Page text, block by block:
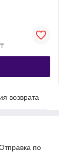
возврата
по